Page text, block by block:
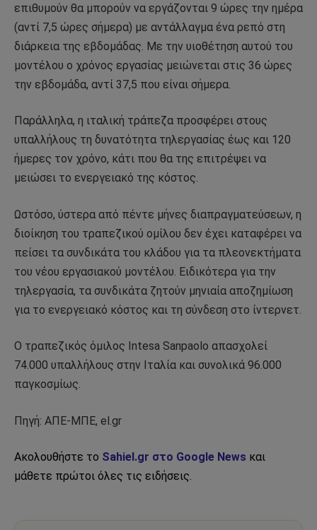
επιθυμούν θα μπορούν να εργάζονται 9 ώρες την ημέρα
(αντί 7,5 ώρες σήμερα) με αντάλλαγμα ένα ρεπό στη
διάρκεια της εβδομάδας. Με την υιοθέτηση αυτού του
μοντέλου ο χρόνος εργασίας μειώνεται στις 36 ώρες
την εβδομάδα, αντί 37,5 που είναι σήμερα.
Παράλληλα, η ιταλική τράπεζα προσφέρει στους
υπαλλήλους τη δυνατότητα τηλεργασίας έως και 120
ήμερες τον χρόνο, κάτι που θα της επιτρέψει να
μειώσει το ενεργειακό της κόστος.
Ωστόσο, ύστερα από πέντε μήνες διαπραγματεύσεων, η
διοίκηση του τραπεζικού ομίλου δεν έχει καταφέρει να
πείσει τα συνδικάτα του κλάδου για τα πλεονεκτήματα
του νέου εργασιακού μοντέλου. Ειδικότερα για την
τηλεργασία, τα συνδικάτα ζητούν μηνιαία αποζημίωση
για το ενεργειακό κόστος και τη σύνδεση στο ίντερνετ.
Ο τραπεζικός όμιλος Intesa Sanpaolo απασχολεί
74.000 υπαλλήλους στην Ιταλία και συνολικά 96.000
παγκοσμίως.
Πηγή: ΑΠΕ-ΜΠΕ, el.gr
Ακολουθήστε το Sahiel.gr στο Google News και
μάθετε πρώτοι όλες τις ειδήσεις.